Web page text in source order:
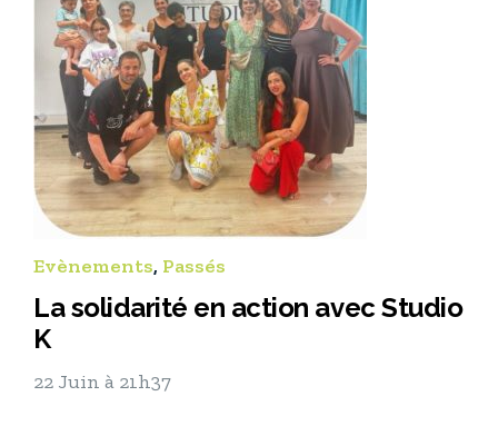
Evènements, Passés
La solidarité en action avec Studio
K
22 Juin à 21h37